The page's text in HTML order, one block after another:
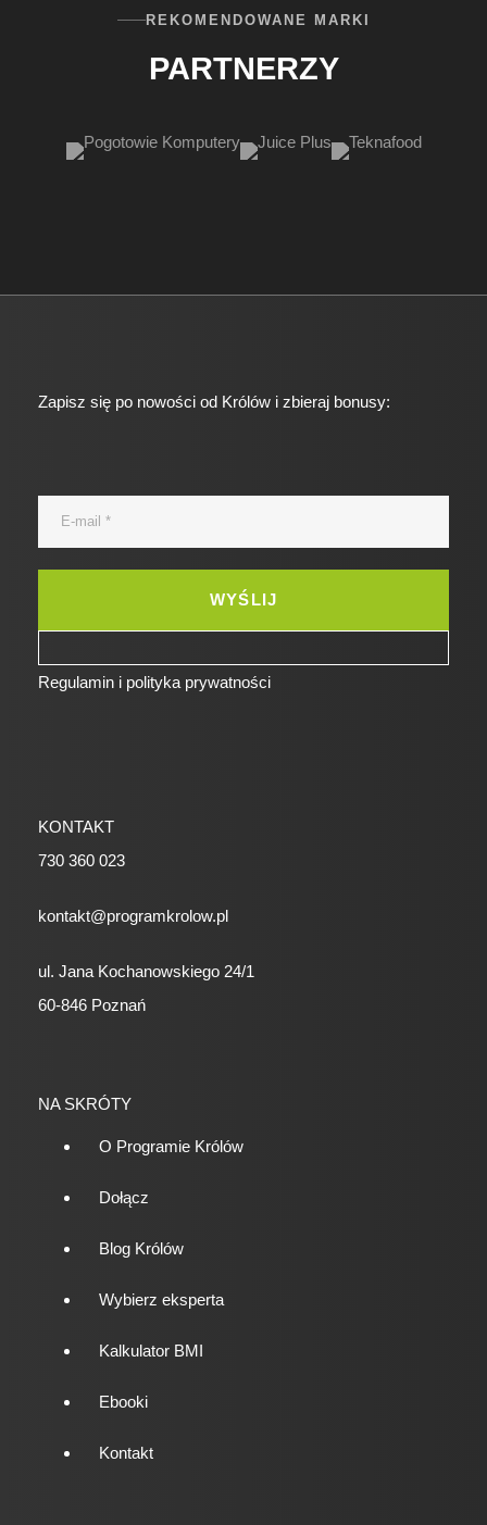
REKOMENDOWANE MARKI
PARTNERZY
Zapisz się po nowości od Królów i zbieraj bonusy:
Regulamin i polityka prywatności
KONTAKT
730 360 023
kontakt@programkrolow.pl
ul. Jana Kochanowskiego 24/1
60-846 Poznań
NA SKRÓTY
O Programie Królów
Dołącz
Blog Królów
Wybierz eksperta
Kalkulator BMI
Ebooki
Kontakt